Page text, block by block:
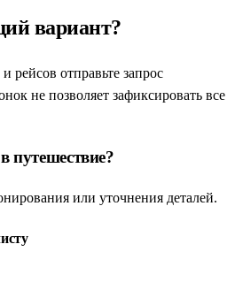
по этому направлению
Современные путевки
программ: от коротких
многодневных
перенестись в эпоху великих
и железнодорожные туры
путешественники
вариант?
рейсов отправьте запрос
не позволяет зафиксировать все
путешествие?
или уточнения деталей.